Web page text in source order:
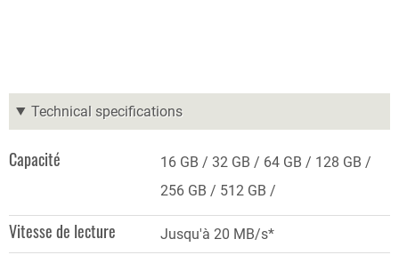
Technical specifications
Capacité 16 GB 32 GB 64 GB
128 GB
256 GB
512 GB
Vitesse de lecture Jusqu'à 20 MB/s*